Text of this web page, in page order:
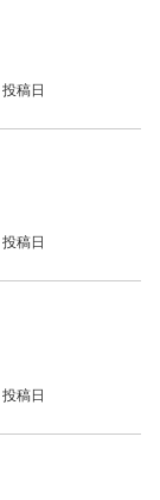
投稿日
投稿日
投稿日